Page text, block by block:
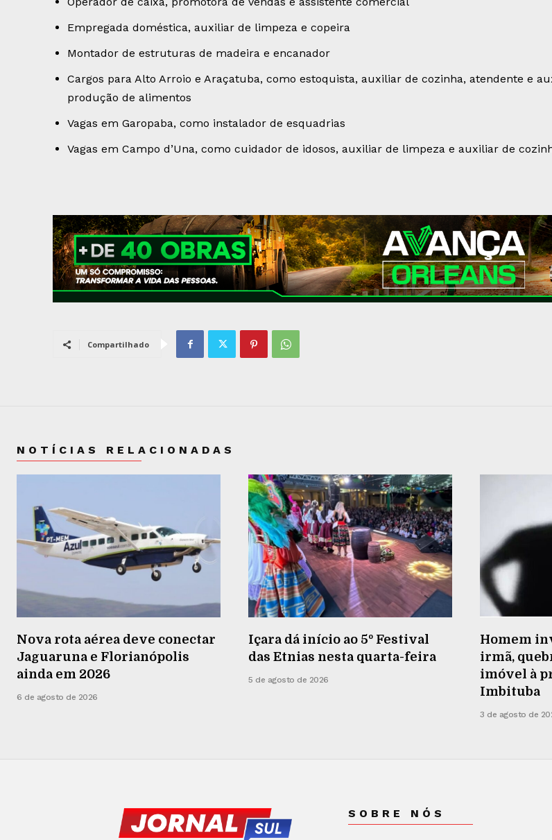
Empregada doméstica, auxiliar de limpeza e copeira
Montador de estruturas de madeira e encanador
Cargos para Alto Arroio e Araçatuba, como estoquista, auxiliar de cozinha, atendente e
produção de alimentos
Vagas em Garopaba, como instalador de esquadrias
Vagas em Campo d’Una, como cuidador de idosos, auxiliar de limpeza e auxiliar de
Compartilhado
NOTÍCIAS RELACIONADAS
Nova rota aérea deve conectar
Jaguaruna e Florianópolis
ainda em 2026
6 de agosto de 2026
Içara dá início ao 5º Festival
das Etnias nesta quarta-feira
5 de agosto de 2026
Homem
irmã,
imóvel à
Imbituba
3 de agosto de
SOBRE NÓS